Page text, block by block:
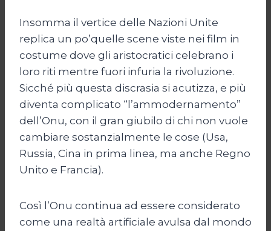
Insomma il vertice delle Nazioni Unite
replica un po’quelle scene viste nei film in
costume dove gli aristocratici celebrano i
loro riti mentre fuori infuria la rivoluzione.
Sicché più questa discrasia si acutizza, e più
diventa complicato “l’ammodernamento”
dell’Onu, con il gran giubilo di chi non vuole
cambiare sostanzialmente le cose (Usa,
Russia, Cina in prima linea, ma anche Regno
Unito e Francia).
Così l’Onu continua ad essere considerato
come una realtà artificiale avulsa dal mondo